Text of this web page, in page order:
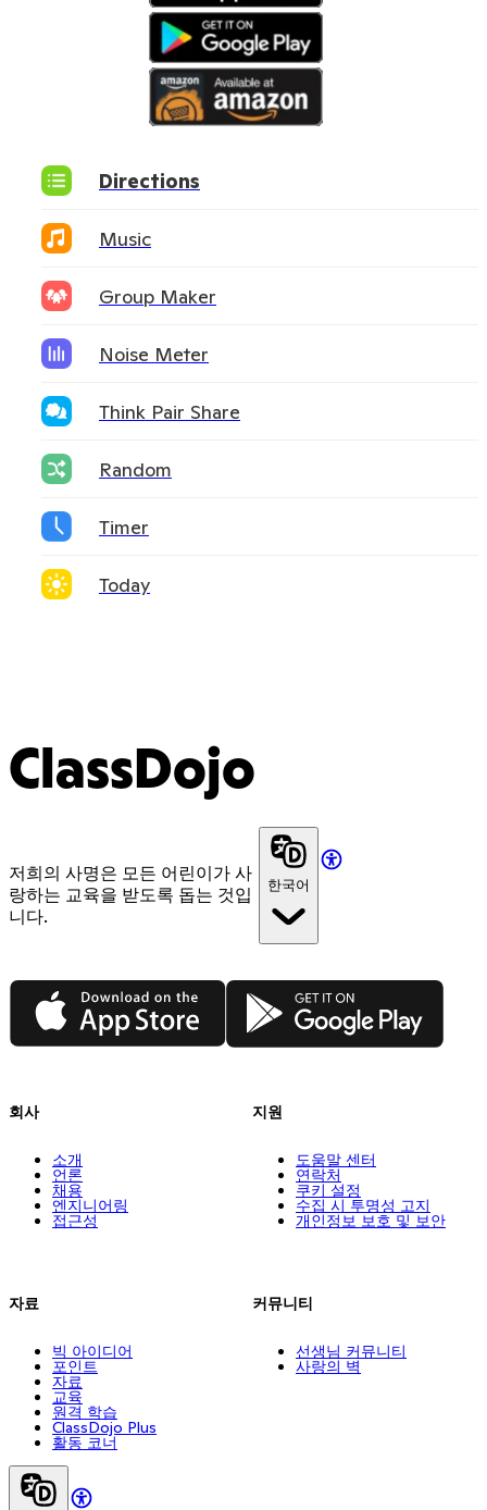
Directions
Music
Group Maker
Noise Meter
Think Pair Share
Random
Timer
Today
ClassDojo
저희의 사명은 모든 어린이가 사
랑하는 교육을 받도록 돕는 것입
니다.
한국어
App Store Google Play
회사
소개
언론
채용
엔지니어링
접근성
자료
빅 아이디어
포인트
자료
교육
원격 학습
ClassDojo Plus
활동 코너
지원
도움말 센터
연락처
쿠키 설정
수집 시 투명성 고지
개인정보 보호 및 보안
커뮤니티
선생님 커뮤니티
사랑의 벽